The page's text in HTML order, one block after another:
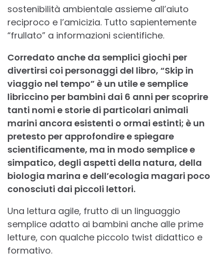
sostenibilità ambientale assieme all’aiuto
reciproco e l’amicizia. Tutto sapientemente
“frullato” a informazioni scientifiche.
Corredato anche da semplici giochi per
divertirsi coi personaggi del libro, “Skip in
viaggio nel tempo” è un utile e semplice
libriccino per bambini dai 6 anni per scoprire
tanti nomi e storie di particolari animali
marini ancora esistenti o ormai estinti; è un
pretesto per approfondire e spiegare
scientificamente, ma in modo semplice e
simpatico, degli aspetti della natura, della
biologia marina e dell’ecologia magari poco
conosciuti dai piccoli lettori.
Una lettura agile, frutto di un linguaggio
semplice adatto ai bambini anche alle prime
letture, con qualche piccolo twist didattico e
formativo.